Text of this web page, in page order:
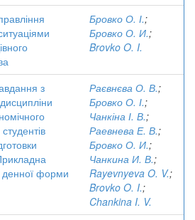
Бровко О. І.;
Бровко О. И.;
Brovko O. I.
з
денної форми
Раєвнєва О. В.;
Бровко О. І.;
Чанкіна І. В.;
Раевнева Е. В.;
Бровко О. И.;
Чанкина И. В.;
Rayevnyeva O. V.;
Brovko O. I.;
Chankina I. V.